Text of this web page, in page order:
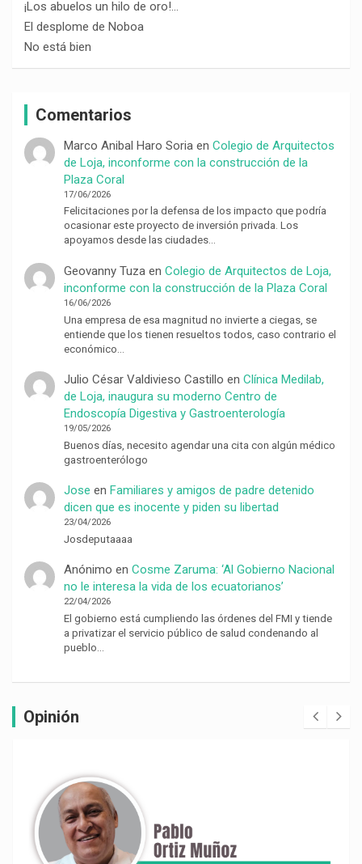
¡Los abuelos un hilo de oro!…
El desplome de Noboa
No está bien
Comentarios
Marco Anibal Haro Soriaen Colegio de Arquitectos
de Loja, inconforme con la construcción de la
Plaza Coral
17/06/2026
Felicitaciones por la defensa de los impacto que podría
ocasionar este proyecto de inversión privada. Los
apoyamos desde las ciudades…
Geovanny Tuzaen Colegio de Arquitectos de Loja,
inconforme con la construcción de la Plaza Coral
16/06/2026
Una empresa de esa magnitud no invierte a ciegas, se
entiende que los tienen resueltos todos, caso contrario el
económico…
Julio César Valdivieso Castillo en Clínica Medilab,
de Loja, inaugura su moderno Centro de
Endoscopía Digestiva y Gastroenterología
19/05/2026
Buenos días, necesito agendar una cita con algún médico
gastroenterólogo
Jose en Familiares y amigos de padre detenido
dicen que es inocente y piden su libertad
23/04/2026
Josdeputaaaa
Anónimo en Cosme Zaruma: ‘Al Gobierno Nacional
no le interesa la vida de los ecuatorianos’
22/04/2026
El gobierno está cumpliendo las órdenes del FMI y tiende
a privatizar el servicio público de salud condenando al
pueblo…
Opinión